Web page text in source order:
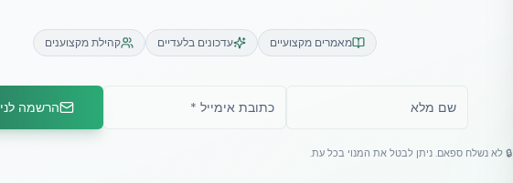
מאמרים מקצועיים עדכונים בלעדיים קהילת מקצוענים
הרשמה
🔒 לא נשלח ספאם. ניתן לבטל את המנוי בכל עת.